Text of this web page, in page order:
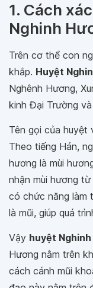
1. Cách
Nghinh
Trên cơ thể con
khắp. Huyệt
Nghênh Hương,
kinh Đại Trường
Tên gọi của huyệt
Theo tiếng Hán,
hương là mùi
nhận mùi hương
có chức năng làm
là mũi, giúp quá
Vậy huyệt
Hương nằm trên
cách cánh mũi